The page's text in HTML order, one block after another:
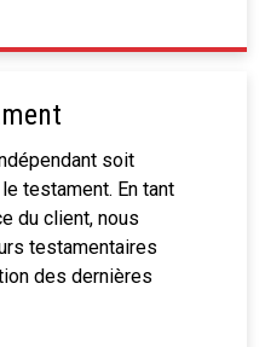
soit
testament. En tant
du client, nous
testamentaires
des dernières